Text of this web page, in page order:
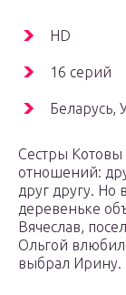
HD
16 серий
Беларусь,
Сестры
отношений:
друг другу. Но
деревеньке
Вячеслав,
Ольгой
выбрал Ирину.